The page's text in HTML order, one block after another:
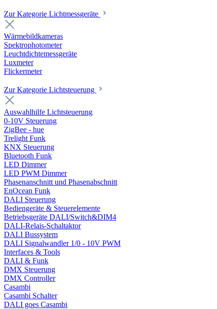
Zur Kategorie Lichtmessgeräte
Wärmebildkameras
Spektrophotometer
Leuchtdichtemessgeräte
Luxmeter
Flickermeter
Zur Kategorie Lichtsteuerung
Auswahlhilfe Lichtsteuerung
0-10V Steuerung
ZigBee - hue
Trelight Funk
KNX Steuerung
Bluetooth Funk
LED Dimmer
LED PWM Dimmer
Phasenanschnitt und Phasenabschnitt
EnOcean Funk
DALI Steuerung
Bediengeräte & Steuerelemente
Betriebsgeräte DALI/Switch&DIM4
DALI-Relais-Schaltaktor
DALI Bussystem
DALI Signalwandler 1/0 - 10V PWM
Interfaces & Tools
DALI & Funk
DMX Steuerung
DMX Controller
Casambi
Casambi Schalter
DALI goes Casambi